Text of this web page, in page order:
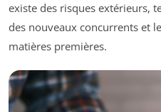
existe des risques extérieurs,
des nouveaux concurrents et
matières premières.